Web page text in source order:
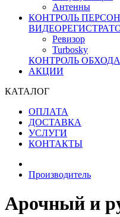
Антенны
КОНТРОЛЬ
Ревизор
Turbosky
КОНТРОЛЬ
АКЦИИ
КАТАЛОГ
ОПЛАТА
ДОСТАВКА
УСЛУГИ
КОНТАКТЫ
Производитель
Арочный и